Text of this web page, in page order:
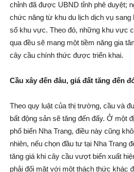
chỉnh đã được UBND tỉnh phê duyệt;
chức năng từ khu du lịch dịc‌h vụ sang
số khu vực. Theo đó, những khu vực
qua đều sẽ mang một tiềm năng gia
cây cầu chính thức được triển khai.
Cầu xây đến đâu, giá đất tăng đến
Theo quy luật của thị trường, cầu và
bấ‌t độn‌g sả‌n sẽ tăng đến đấy. Ở một
phố biển Nha Trang, điều này cũng
nhiên, nếu chọn đầu tư tại Nha Trang
tăng giá khi cây cầu vượt biển xuất
phải đối mặt với một thá‌ch thứ‌c khác